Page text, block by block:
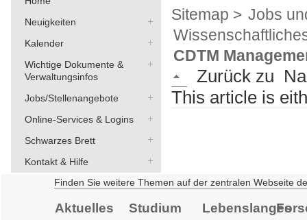
Neuigkeiten
Kalender
Wichtige Dokumente &
Verwaltungsinfos
Jobs/Stellenangebote
Online-Services & Logins
Schwarzes Brett
Kontakt & Hilfe
Sitemap > Jobs
CDTM
Zurück zu
This article is
Finden Sie weitere Themen auf der zentralen Webseite
Aktuelles Studium
Lebenslanges